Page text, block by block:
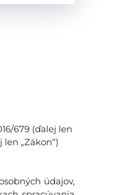
679 (ďalej len
len „Zákon“)
údajov,